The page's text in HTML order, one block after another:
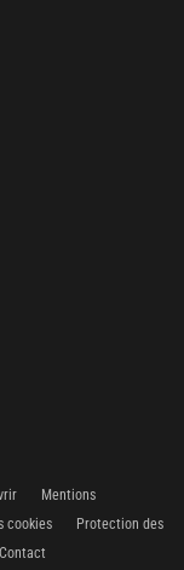
Mentions
cookies
Protection des
Contact